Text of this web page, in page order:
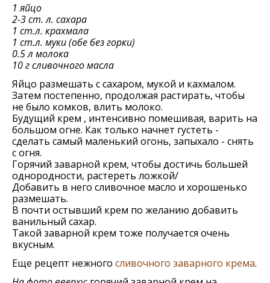
1 яйцо
2-3 ст. л. сахара
1 ст.л. крахмала
1 ст.л. муки (обе без горки)
0.5 л молока
10 г сливочного масла
Яйцо размешать с сахаром, мукой и кахмалом.
Затем постепенно, продолжая растирать, чтобы
не было комков, влить молоко.
Будущий крем , интенсивно помешивая, варить на
большом огне. Как только начнет густеть -
сделать самый маленький огонь, запыхало - снять
с огня.
Горячий заварной крем, чтобы достичь большей
однородности, растереть ложкой/
Добавить в него сливочное масло и хорошенько
размешать.
В почти остывший крем по желанию добавить
ванильный сахар.
Такой заварной крем тоже получается очень
вкусным.
Еще рецепт нежного сливочного заварного крема.